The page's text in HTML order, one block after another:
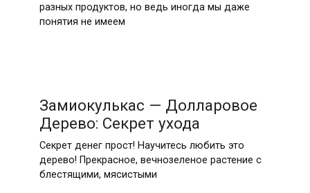
разных продуктов, но ведь иногда мы даже
понятия не имеем
Замиокулькас — Долларовое
Дерево: Секрет ухода
Секрет денег прост! Научитесь любить это
дерево! Прекрасное, вечнозеленое растение с
блестящими, мясистыми